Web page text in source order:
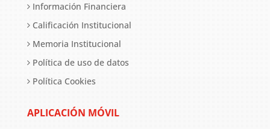
Información Financiera
Calificación Institucional
Memoria Institucional
Política de uso de datos
Política Cookies
APLICACIÓN MÓVIL